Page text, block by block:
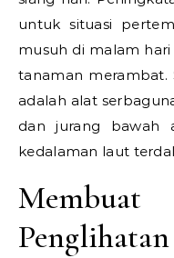
untuk situasi
musuh di malam
tanaman merambat.
adalah alat
dan jurang bawah
kedalaman laut